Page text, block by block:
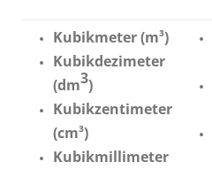
Kubikmeter (m³)
Kubikdezimeter
(dm3)
Kubikzentimeter
(cm³)
Kubikmillimeter